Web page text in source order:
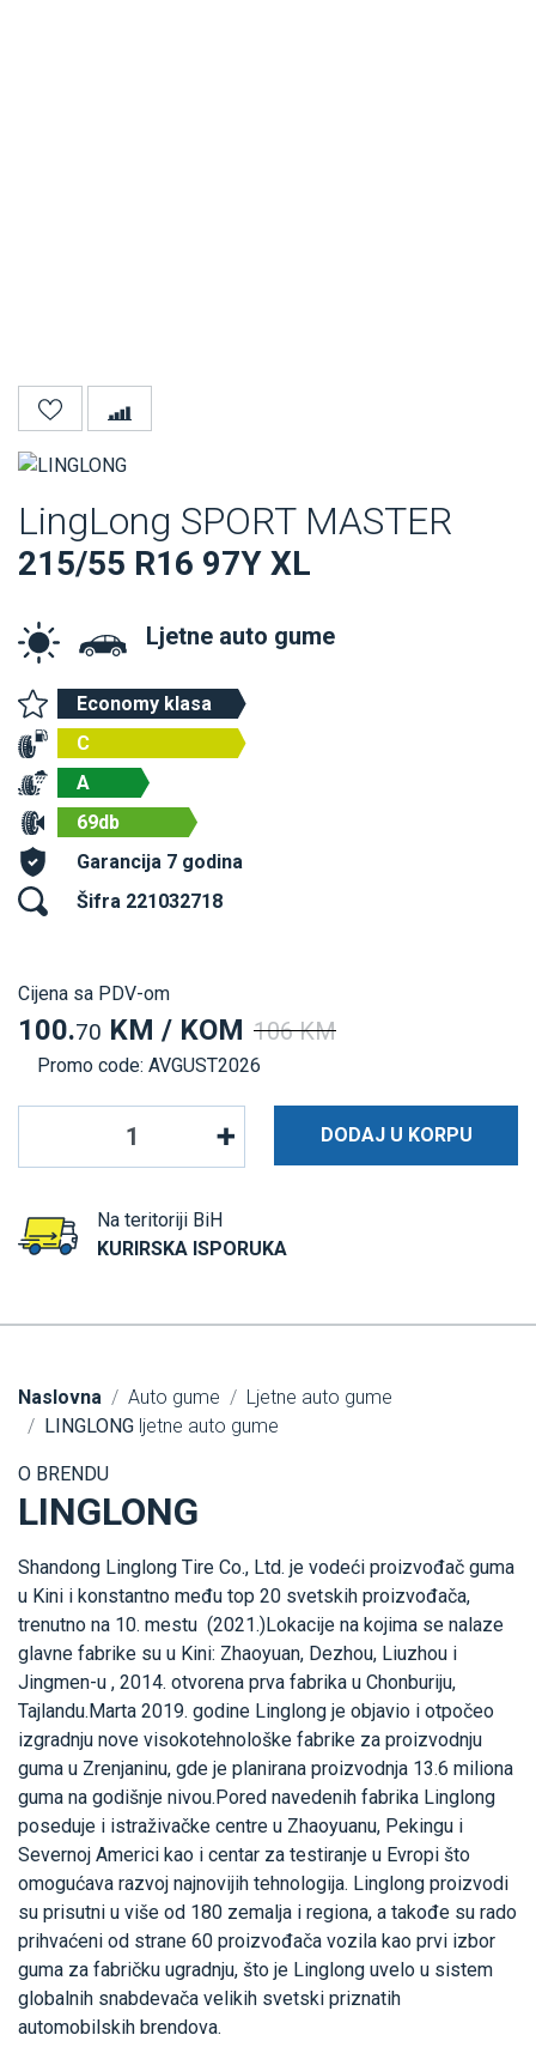
LingLong SPORT MASTER
215/55 R16 97Y XL
Ljetne auto gume
Economy klasa
C
A
69db
Garancija 7 godina
Šifra 221032718
Cijena sa PDV-om
100.70 KM / KOM 106 KM
Promo code: AVGUST2026
DODAJ U KORPU
Na teritoriji BiH
KURIRSKA ISPORUKA
Naslovna Auto gume
Ljetne auto gume
LINGLONG ljetne auto gume
O BRENDU
LINGLONG
Shandong Linglong Tire Co., Ltd. je vodeći proizvođač guma
u Kini i konstantno među top 20 svetskih proizvođača,
trenutno na 10. mestu (2021.)Lokacije na kojima se nalaze
glavne fabrike su u Kini: Zhaoyuan, Dezhou, Liuzhou i
Jingmen-u , 2014. otvorena prva fabrika u Chonburiju,
Tajlandu.Marta 2019. godine Linglong je objavio i otpočeo
izgradnju nove visokotehnološke fabrike za proizvodnju
guma u Zrenjaninu, gde je planirana proizvodnja 13.6 miliona
guma na godišnje nivou.Pored navedenih fabrika Linglong
poseduje i istraživačke centre u Zhaoyuanu, Pekingu i
Severnoj Americi kao i centar za testiranje u Evropi što
omogućava razvoj najnovijih tehnologija. Linglong proizvodi
su prisutni u više od 180 zemalja i regiona, a takođe su rado
prihvaćeni od strane 60 proizvođača vozila kao prvi izbor
guma za fabričku ugradnju, što je Linglong uvelo u sistem
globalnih snabdevača velikih svetski priznatih
automobilskih brendova.